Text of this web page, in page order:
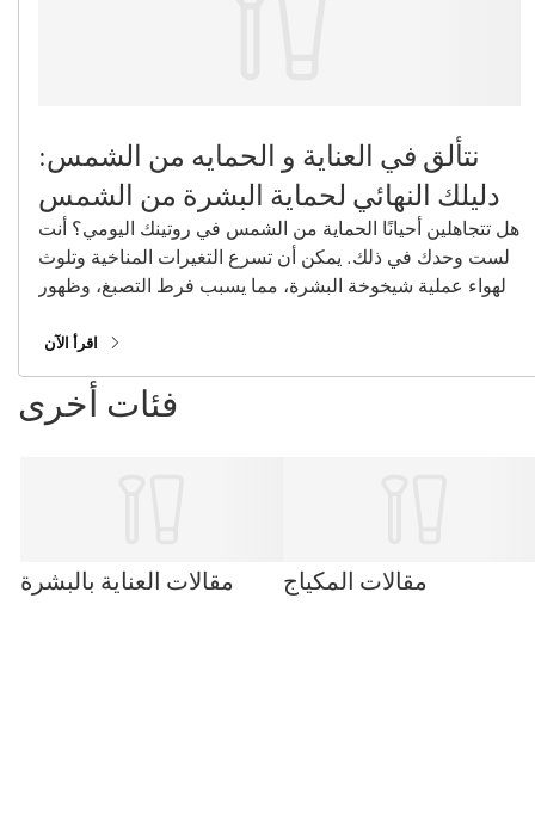
نتألق في العناية و الحمايه من الشمس:
دليلك النهائي لحماية البشرة من الشمس
هل تتجاهلين أحيانًا الحماية من الشمس في روتينك اليومي؟ أنت
لست وحدك في ذلك. يمكن أن تسرع التغيرات المناخية وتلوث
الهواء عملية شيخوخة البشرة، مما يسبب فرط التصبغ، وظهور
مستحضرات العناية بالشمس الأساسية، بما في ذلك واقيات
الشمس، ومرطبات الواقية من الشمس، ومستحضرات المكياج
المُحتوية على عامل حماية من الشمس، يمكنك البقاء محميًا
اقرأ الآن
فئات أخرى
مقالات العناية بالبشرة مقالات المكياج